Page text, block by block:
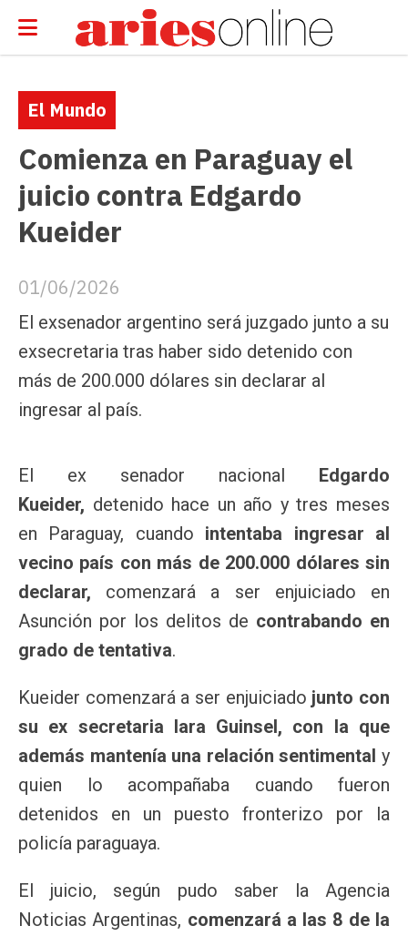
Comienza en Paraguay el
juicio contra Edgardo
Kueider
El exsenador argentino será juzgado junto a su
exsecretaria tras haber sido detenido con
más de 200.000 dólares sin declarar al
ingresar al país.
El Mundo
01/06/2026
El ex senador nacional Edgardo
Kueider, detenido hace un año y tres meses
en Paraguay, cuando intentaba ingresar al
vecino país con más de 200.000 dólares sin
declarar,
comenzará a ser enjuiciado en
Asunción por los delitos de contrabando en
grado de tentativa.
Kueider comenzará a ser enjuiciado junto con
su ex secretaria Iara Guinsel, con la que
además mantenía una relación sentimental y
quien lo acompañaba cuando fueron
detenidos en un puesto fronterizo por la
policía paraguaya.
El juicio, según pudo saber la Agencia
Noticias Argentinas, comenzará a las 8 de la